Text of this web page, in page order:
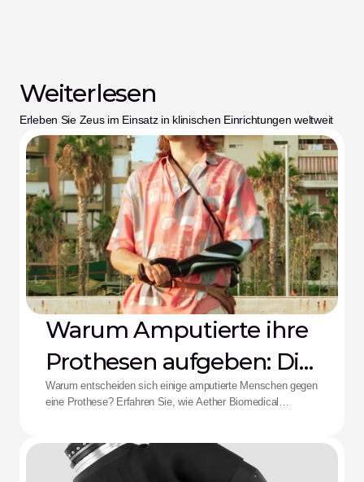
Weiterlesen
Erleben Sie Zeus im Einsatz in klinischen Einrichtungen weltweit
Warum Amputierte ihre
Prothesen aufgeben: Die
Aether-Lösung
Warum entscheiden sich einige amputierte Menschen gegen
eine Prothese? Erfahren Sie, wie Aether Biomedical